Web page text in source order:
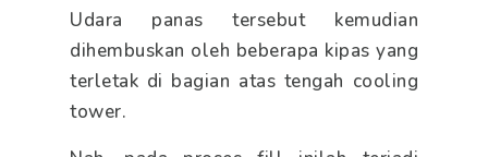
Udara panas tersebut kemudian
dihembuskan oleh beberapa kipas yang
terletak di bagian atas tengah cooling
tower.